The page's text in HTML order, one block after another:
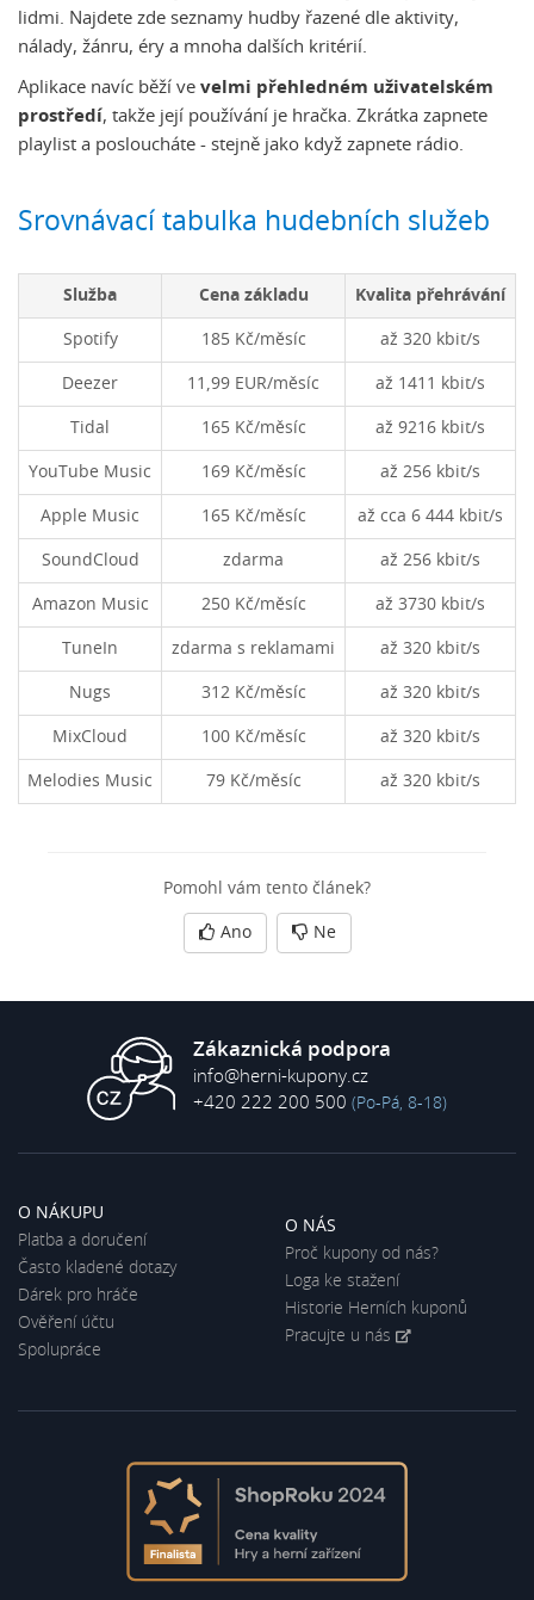
lidmi. Najdete zde seznamy hudby řazené dle aktivity,
nálady, žánru, éry a mnoha dalších kritérií.
Aplikace navíc běží ve velmi přehledném uživatelském
prostředí, takže její používání je hračka. Zkrátka zapnete
playlist a posloucháte - stejně jako když zapnete rádio.
Srovnávací tabulka hudebních služeb
Služba Cena základu Kvalita přehrávání
Spotify 185 Kč/měsíc až 320 kbit/s
Deezer 11,99 EUR/měsíc až 1411 kbit/s
Tidal 165 Kč/měsíc až 9216 kbit/s
YouTube Music 169 Kč/měsíc až 256 kbit/s
Apple Music 165 Kč/měsíc až cca 6 444 kbit/s
SoundCloud zdarma až 256 kbit/s
Amazon Music 250 Kč/měsíc až 3730 kbit/s
TuneIn zdarma s reklamami až 320 kbit/s
Nugs 312 Kč/měsíc až 320 kbit/s
MixCloud 100 Kč/měsíc až 320 kbit/s
Melodies Music 79 Kč/měsíc až 320 kbit/s
Pomohl vám tento článek?
Ano Ne
Zákaznická podpora
info@herni-kupony.cz
+420 222 200 500 (Po-Pá, 8-18)
O NÁKUPU
Platba a doručení
Často kladené dotazy
Dárek pro hráče
Ověření účtu
Spolupráce
O NÁS
Proč kupony od nás?
Loga ke stažení
Historie Herních kuponů
Pracujte u nás